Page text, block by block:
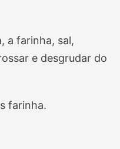
a farinha, sal,
e desgrudar do
farinha.